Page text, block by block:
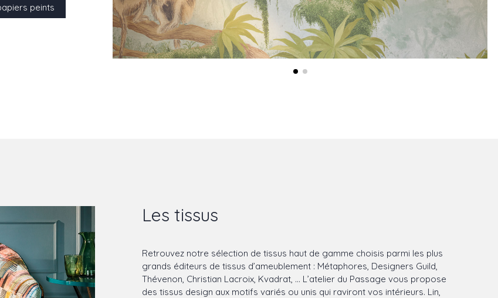
peints
Les tissus
Retrouvez notre sélection de tissus haut de gamme choisis parmi les plus
grands éditeurs de tissus d’ameublement : Métaphores, Designers Guild,
Thévenon, Christian Lacroix, Kvadrat, ... L’atelier du Passage vous propose
des tissus design aux motifs variés ou unis qui raviront vos intérieurs. Lin,